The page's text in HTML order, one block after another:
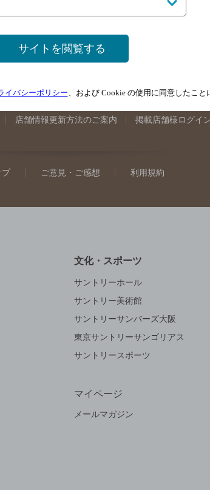
山口県のバー検索
店舗情報更新方法のご案内 掲載店舗様ログイ
プ ご意見・ご感想 利用規約
文化・スポーツ
サントリーホール
サントリー美術館
サントリーサンバーズ大阪
東京サントリーサンゴリアス
サントリースポーツ
マイページ
メールマガジン
サイトを閲覧する
イバシーポリシー、および Cookie の使用に同意したこと